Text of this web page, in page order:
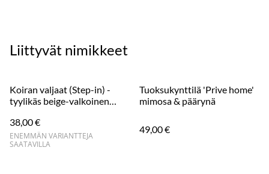
Liittyvät nimikkeet
Koiran valjaat (Step-in) -
tyylikäs beige-valkoinen
38,00 €
ENEMMÄN VARIANTTEJA
SAATAVILLA
Tuoksukynttilä 'Prive home'
mimosa & päärynä
49,00 €